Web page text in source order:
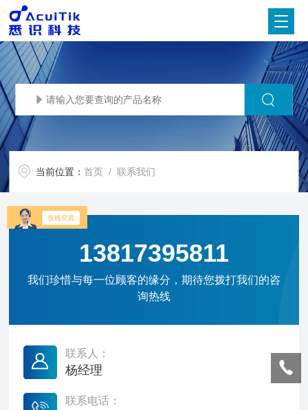
当前位置：首页 / 联系我们
13817395811
我们珍惜与每一位顾客的缘分，期待您拨打我们的咨
询热线
联系人：
杨经理
联系电话：